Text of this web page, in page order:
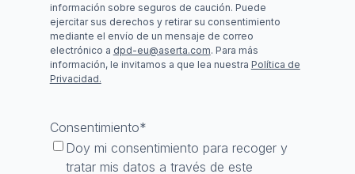
información sobre seguros de caución. Puede
ejercitar sus derechos y retirar su consentimiento
mediante el envío de un mensaje de correo
electrónico a dpd-eu@aserta.com. Para más
información, le invitamos a que lea nuestra Política de
Privacidad.
Consentimiento*
Doy mi consentimiento para recoger y
tratar mis datos a través de este